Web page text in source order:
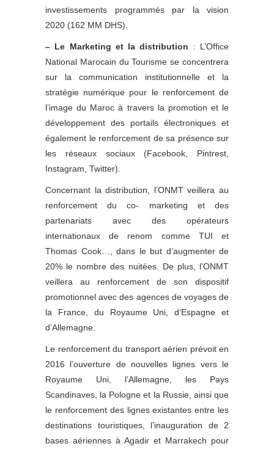
investissements programmés par la vision
2020 (162 MM DHS).
– Le Marketing et la distribution : L’Office
National Marocain du Tourisme se concentrera
sur la communication institutionnelle et la
stratégie numérique pour le renforcement de
l’image du Maroc à travers la promotion et le
développement des portails électroniques et
également le renforcement de sa présence sur
les réseaux sociaux (Facebook, Pintrest,
Instagram, Twitter).
Concernant la distribution, l’ONMT veillera au
renforcement du co- marketing et des
partenariats avec des opérateurs
internationaux de renom comme TUI et
Thomas Cook…, dans le but d’augmenter de
20% le nombre des nuitées. De plus, l’ONMT
veillera au renforcement de son dispositif
promotionnel avec des agences de voyages de
la France, du Royaume Uni, d’Espagne et
d’Allemagne.
Le renforcement du transport aérien prévoit en
2016 l’ouverture de nouvelles lignes vers le
Royaume Uni, l’Allemagne, les Pays
Scandinaves, la Pologne et la Russie, ainsi que
le renforcement des lignes existantes entre les
destinations touristiques, l’inauguration de 2
bases aériennes à Agadir et Marrakech pour